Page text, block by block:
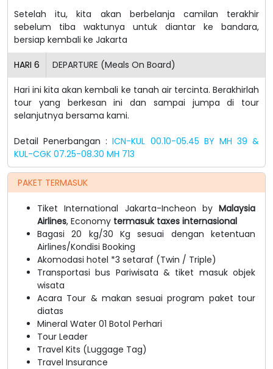
Setelah itu, kita akan berbelanja camilan terakhir
sebelum tiba waktunya untuk diantar ke bandara,
bersiap kembali ke Jakarta
HARI 6 DEPARTURE (Meals On Board)
Hari ini kita akan kembali ke tanah air tercinta. Berakhirlah
tour yang berkesan ini dan sampai jumpa di tour
selanjutnya bersama kami.
Detail Penerbangan :ICN-KUL 00.10-05.45 BY MH 39 &
KUL-CGK 07.25-08.30 MH 713
PAKET TERMASUK
Tiket International Jakarta-Incheon by Malaysia
Airlines, Economy termasuk taxes internasional
Bagasi 20 kg/30 Kg sesuai dengan ketentuan
Airlines/Kondisi Booking
Akomodasi hotel *3 setaraf (Twin / Triple)
Transportasi bus Pariwisata & tiket masuk objek
wisata
Acara Tour & makan sesuai program paket tour
diatas
Mineral Water 01 Botol Perhari
Tour Leader
Travel Kits (Luggage Tag)
Travel Insurance